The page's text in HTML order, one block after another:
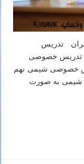
تدریس
تدریس خصوصی
خصوصی شیمی نهم
به صورت